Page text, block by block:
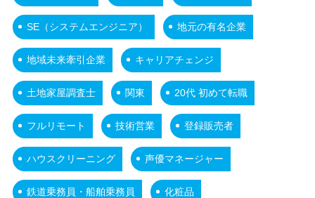
SE（システムエンジニア） 地元の有名企業
地域未来牽引企業 キャリアチェンジ
土地家屋調査士 関東 20代 初めて転職
フルリモート 技術営業 登録販売者
ハウスクリーニング 声優マネージャー
鉄道乗務員・船舶乗務員 化粧品